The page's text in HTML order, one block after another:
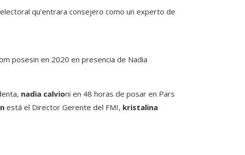
qu’entrara consejero como un experto de
posesin en 2020 en presencia de Nadia
nadia calvioni en 48 horas de posar en Pars
está el Director Gerente del FMI, kristalina